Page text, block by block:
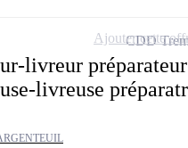
livreur
livreuse
CDD
Ajouter cette